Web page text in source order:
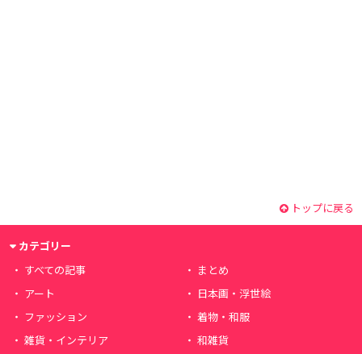
トップに戻る
カテゴリー
すべての記事
まとめ
アート
日本画・浮世絵
ファッション
着物・和服
雑貨・インテリア
和雑貨